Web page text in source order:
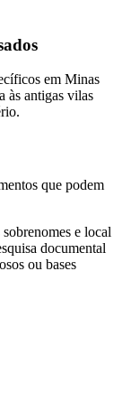
em Minas
às antigas vilas
que podem
e local
documental
ou bases